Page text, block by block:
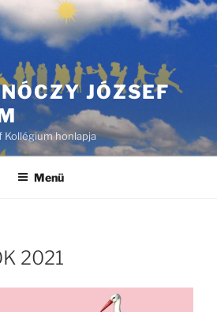
JÓZSEF
Kollégium honlapja
Menü
2021